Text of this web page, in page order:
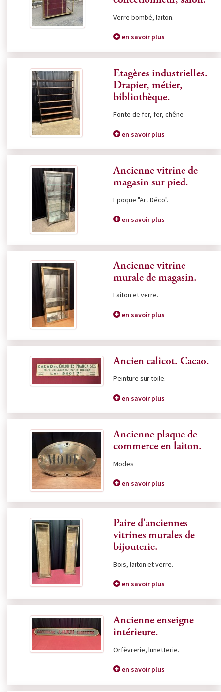
Verre bombé, laiton.
en savoir plus
Etagères industrielles.
Drapier, métier,
bibliothèque.
Fonte de fer, fer, chêne.
en savoir plus
Ancienne vitrine de
magasin sur pied.
Epoque "Art Déco".
en savoir plus
Ancienne vitrine
murale de magasin.
Laiton et verre.
en savoir plus
Ancien calicot. Cacao.
Peinture sur toile.
en savoir plus
Ancienne plaque de
commerce en laiton.
Modes
en savoir plus
Paire d'anciennes
vitrines murales de
bijouterie.
Bois, laiton et verre.
en savoir plus
Ancienne enseigne
intérieure.
Orfèvrerie, lunetterie.
en savoir plus